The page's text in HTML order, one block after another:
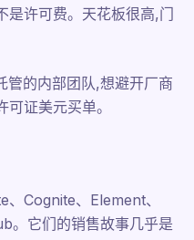
是许可费。天花板很高,门
管的内部团队,想避开厂商
证美元买单。
Cognite、Element、
。它们的销售故事几乎是